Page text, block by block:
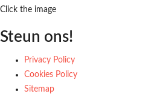
Click the image
Steun ons!
Privacy Policy
Cookies Policy
Sitemap